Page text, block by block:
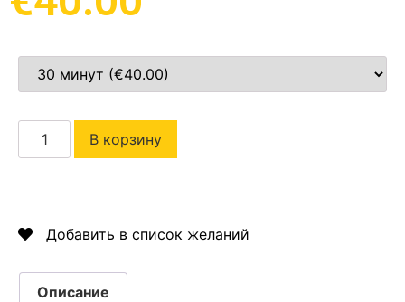
В корзину
Добавить в список желаний
Описание